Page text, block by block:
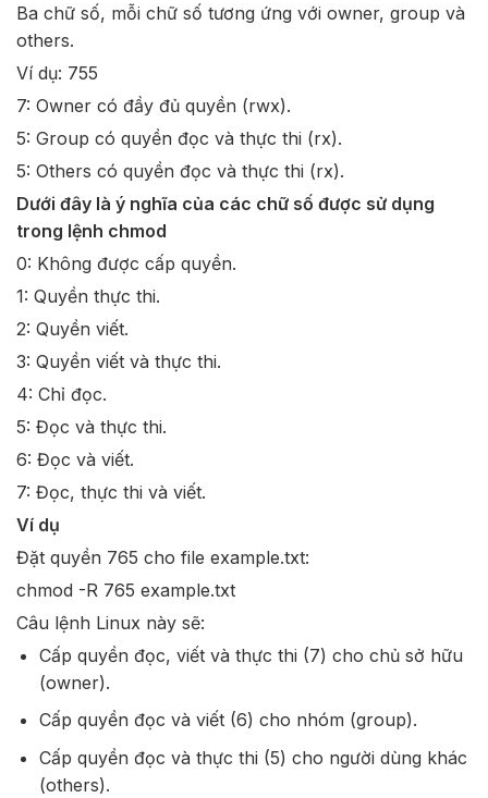
Ba chữ số, mỗi chữ số tương ứng với owner, group và
others.
Ví dụ: 755
7: Owner có đầy đủ quyền (rwx).
5: Group có quyền đọc và thực thi (rx).
5: Others có quyền đọc và thực thi (rx).
Dưới đây là ý nghĩa của các chữ số được sử dụng
trong lệnh chmod
0: Không được cấp quyền.
1: Quyền thực thi.
2: Quyền viết.
3: Quyền viết và thực thi.
4: Chỉ đọc.
5: Đọc và thực thi.
6: Đọc và viết.
7: Đọc, thực thi và viết.
Ví dụ
Đặt quyền 765 cho file example.txt:
chmod -R 765 example.txt
Câu lệnh Linux này sẽ:
Cấp quyền đọc, viết và thực thi (7) cho chủ sở hữu
(owner).
Cấp quyền đọc và viết (6) cho nhóm (group).
Cấp quyền đọc và thực thi (5) cho người dùng khác
(others).